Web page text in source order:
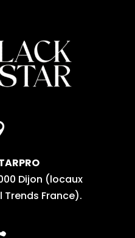
Dijon (locaux
Trends France).